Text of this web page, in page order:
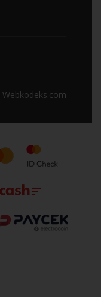
Webkodeks.com